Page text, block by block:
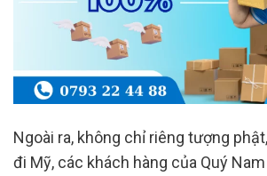
Ngoài ra, không chỉ riêng tượng
đi Mỹ, các khách hàng của Quý